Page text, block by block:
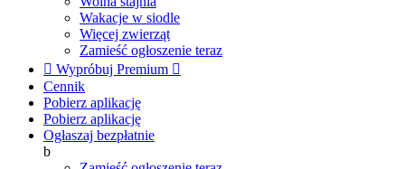
Wakacje w siodle
Więcej zwierząt
Zamieść ogłoszenie teraz
 Wypróbuj Premium 
Cennik
Pobierz aplikację
Pobierz aplikację
Ogłaszaj bezpłatnie
b